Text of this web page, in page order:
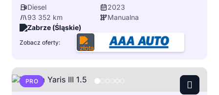
Diesel
2023
93 352 km
Manualna
Zabrze (Śląskie)
Zobacz oferty:
PRO